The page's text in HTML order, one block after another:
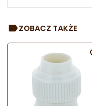
ZOBACZ TAKŻE